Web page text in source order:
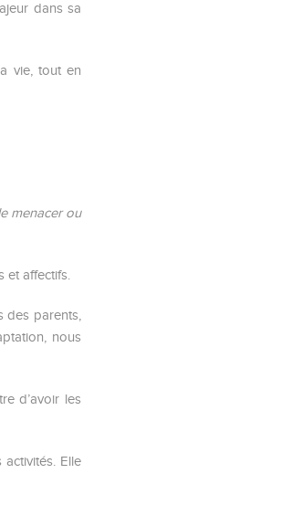
dans sa
vie, tout en
menacer ou
et affectifs.
des parents,
nous
d’avoir les
Elle